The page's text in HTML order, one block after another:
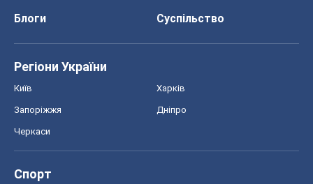
Блоги
Суспільство
Регіони України
Київ Харків
Запоріжжя Дніпро
Черкаси
Спорт